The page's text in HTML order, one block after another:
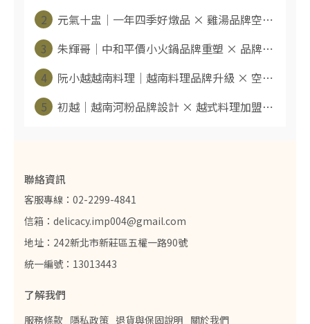
2
元氣十盅｜一年四季好燉品 × 雞湯品牌空⋯
3
朱輝哥｜中和平價小火鍋品牌重塑 × 品牌⋯
4
阮小越越南料理｜越南料理品牌升級 × 空⋯
5
初越｜越南河粉品牌設計 × 越式料理加盟⋯
聯絡資訊
客服專線：02-2299-4841
信箱：delicacy.imp004@gmail.com
地址：242新北市新莊區五權一路90號
統一編號：13013443
了解我們
服務條款 隱私政策 退貨與保固說明 關於我們